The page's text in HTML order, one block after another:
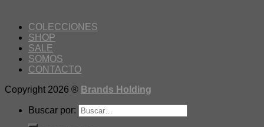
COLECCIONES
SHOP
SALE
SOMOS
CONTACTO
Copyright 2026 ® Brands Holding
Buscar por: